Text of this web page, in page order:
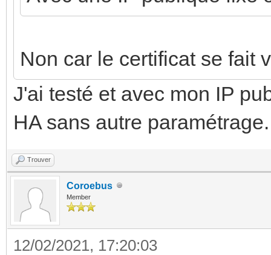
Non car le certificat se fait
J'ai testé et avec mon IP
HA sans autre paramétrage.
Trouver
Coroebus
Member
12/02/2021, 17:20:03